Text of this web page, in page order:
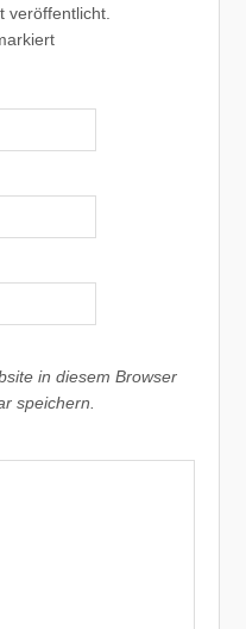
veröffentlicht.
in diesem Browser
speichern.